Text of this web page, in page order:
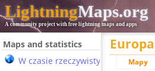
LightningMaps.org
A community project with free lightning maps and apps
Maps and statistics
W czasie rzeczywistym
Europa
Mapy